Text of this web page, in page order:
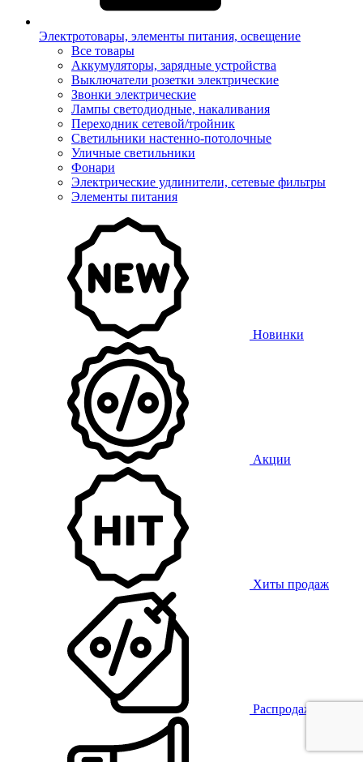
Электротовары, элементы питания, освещение
Все товары
Аккумуляторы, зарядные устройства
Выключатели розетки электрические
Звонки электрические
Лампы светодиодные, накаливания
Переходник сетевой/тройник
Светильники настенно-потолочные
Уличные светильники
Фонари
Электрические удлинители, сетевые фильтры
Элементы питания
Новинки
Акции
Хиты продаж
Распродажа